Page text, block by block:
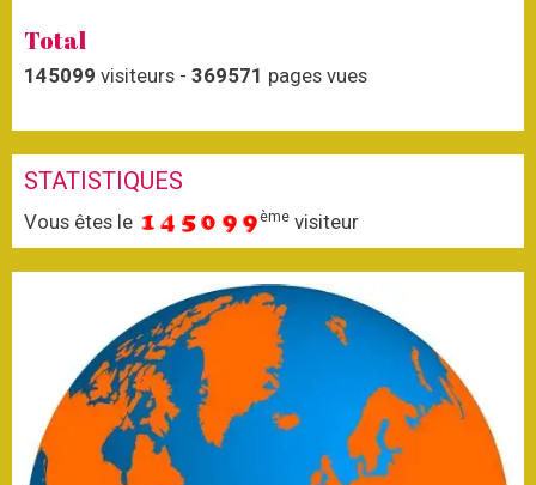
Total
145099 visiteurs - 369571 pages vues
STATISTIQUES
Vous êtes le ème visiteur